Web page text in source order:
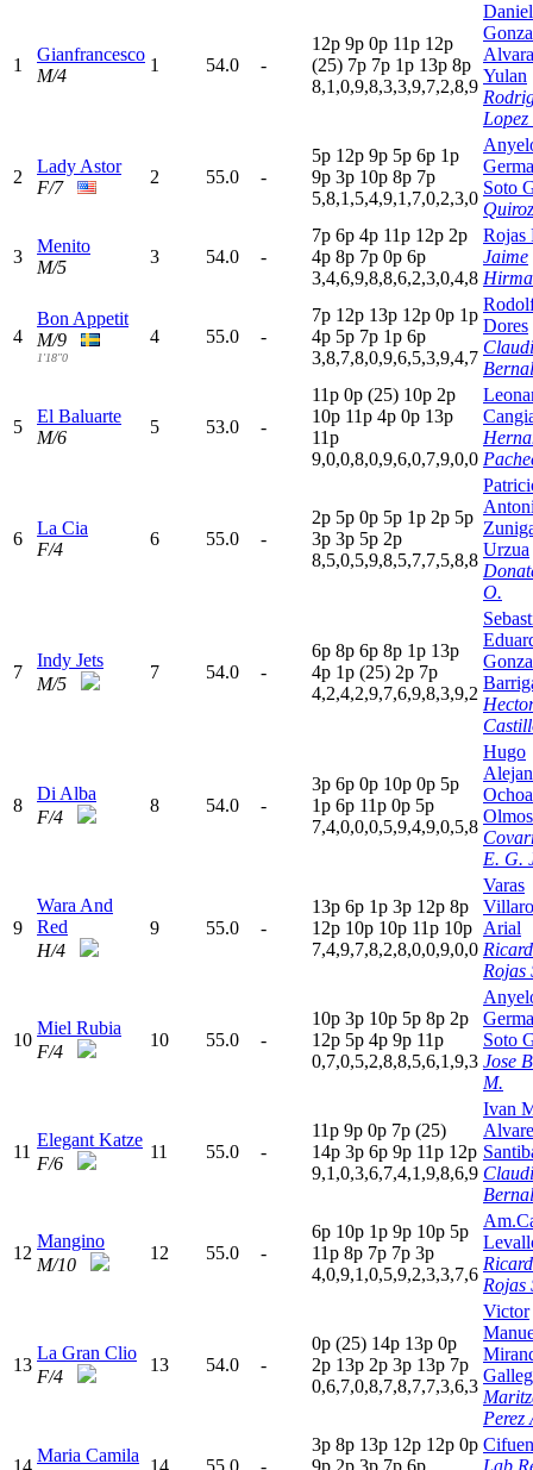
1
Gianfrancesco
M/4
1 54.0 -
12p 9p 0p 11p 12p
(25) 7p 7p 1p 13p 8p
8,1,0,9,8,3,3,9,7,2,8,9
Daniel
Yulan
Lopez
2
Lady Astor
F/7
2 55.0 -
5p 12p 9p 5p 6p 1p
9p 3p 10p 8p 7p
5,8,1,5,4,9,1,7,0,2,3,0
Soto
3
Menito
M/5
3 54.0 -
7p 6p 4p 11p 12p 2p
4p 8p 7p 0p 6p
3,4,6,9,8,8,6,2,3,0,4,8
Rojas
Jaime
4
Bon Appetit
M/9
1'18"0
4 55.0 -
7p 12p 13p 12p 0p 1p
4p 5p 7p 1p 6p
3,8,7,8,0,9,6,5,3,9,4,7
Dores
5
El Baluarte
M/6
5 53.0 -
11p 0p (25) 10p 2p
10p 11p 4p 0p 13p
11p
9,0,0,8,0,9,6,0,7,9,0,0
6
La Cia
F/4
6 55.0 -
2p 5p 0p 5p 1p 2p 5p
3p 3p 5p 2p
8,5,0,5,9,8,5,7,7,5,8,8
Urzua
O.
7
Indy Jets
M/5
7 54.0 -
6p 8p 6p 8p 1p 13p
4p 1p (25) 2p 7p
4,2,4,2,9,7,6,9,8,3,9,2
8
Di Alba
F/4
8 54.0 -
3p 6p 0p 10p 0p 5p
1p 6p 11p 0p 5p
7,4,0,0,0,5,9,4,9,0,5,8
Hugo
Ochoa
Olmos
E. G.
9
Wara And
Red
H/4
9 55.0 -
13p 6p 1p 3p 12p 8p
12p 10p 10p 11p 10p
7,4,9,7,8,2,8,0,0,9,0,0
Varas
Arial
Rojas
10
Miel Rubia
F/4
10 55.0 -
10p 3p 10p 5p 8p 2p
12p 5p 4p 9p 11p
0,7,0,5,2,8,8,5,6,1,9,3
Soto
Jose
M.
11
Elegant Katze
F/6
11 55.0 -
11p 9p 0p 7p (25)
14p 3p 6p 9p 11p 12p
9,1,0,3,6,7,4,1,9,8,6,9
Ivan
12
Mangino
M/10
12 55.0 -
6p 10p 1p 9p 10p 5p
11p 8p 7p 7p 3p
4,0,9,1,0,5,9,2,3,3,7,6
Rojas
13
La Gran Clio
F/4
13 54.0 -
0p (25) 14p 13p 0p
2p 13p 2p 3p 13p 7p
0,6,7,0,8,7,8,7,7,3,6,3
Victor
Perez
14
Maria Camila
14 55.0 -
3p 8p 13p 12p 12p 0p
9p 2p 3p 7p 6p
Lab